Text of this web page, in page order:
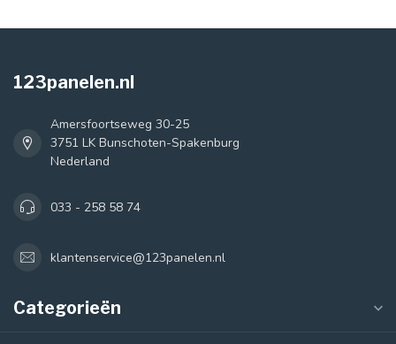
123panelen.nl
Amersfoortseweg 30-25
3751 LK Bunschoten-Spakenburg
Nederland
033 - 258 58 74
klantenservice@123panelen.nl
Categorieën